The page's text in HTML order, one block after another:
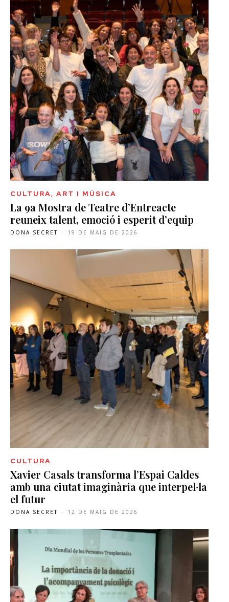
CULTURA, ART I MÚSICA
La 9a Mostra de Teatre d’Entreacte
reuneix talent, emoció i esperit d’equip
DONA SECRET - 19 DE MAIG DE 2026
CULTURA
Xavier Casals transforma l’Espai Caldes
amb una ciutat imaginària que interpel·la
el futur
DONA SECRET - 12 DE MAIG DE 2026